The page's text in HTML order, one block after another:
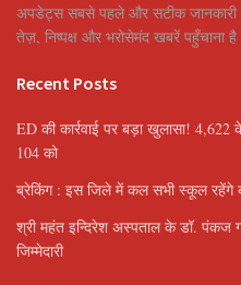
अपडेट्स सबसे पहले और सटीक जानकारी
तेज़, निष्पक्ष और भरोसेमंद खबरें पहुँचाना
Recent Posts
ED की कार्रवाई पर बड़ा खुलासा!
104 को
ब्रेकिंग : इस जिले में कल सभी स्कूल रहेंगे
श्री महंत इन्दिरेश अस्पताल के डॉ. पंकज
जिम्मेदारी